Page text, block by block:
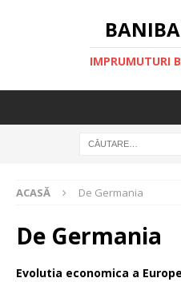
IMPRUMUTURI
ACASĂ De Germania
De Germania
Evolutia economica a